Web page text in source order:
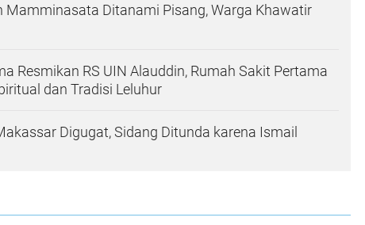
Mamminasata Ditanami Pisang, Warga Khawatir
Resmikan RS UIN Alauddin, Rumah Sakit Pertama
dan Tradisi Leluhur
Digugat, Sidang Ditunda karena Ismail